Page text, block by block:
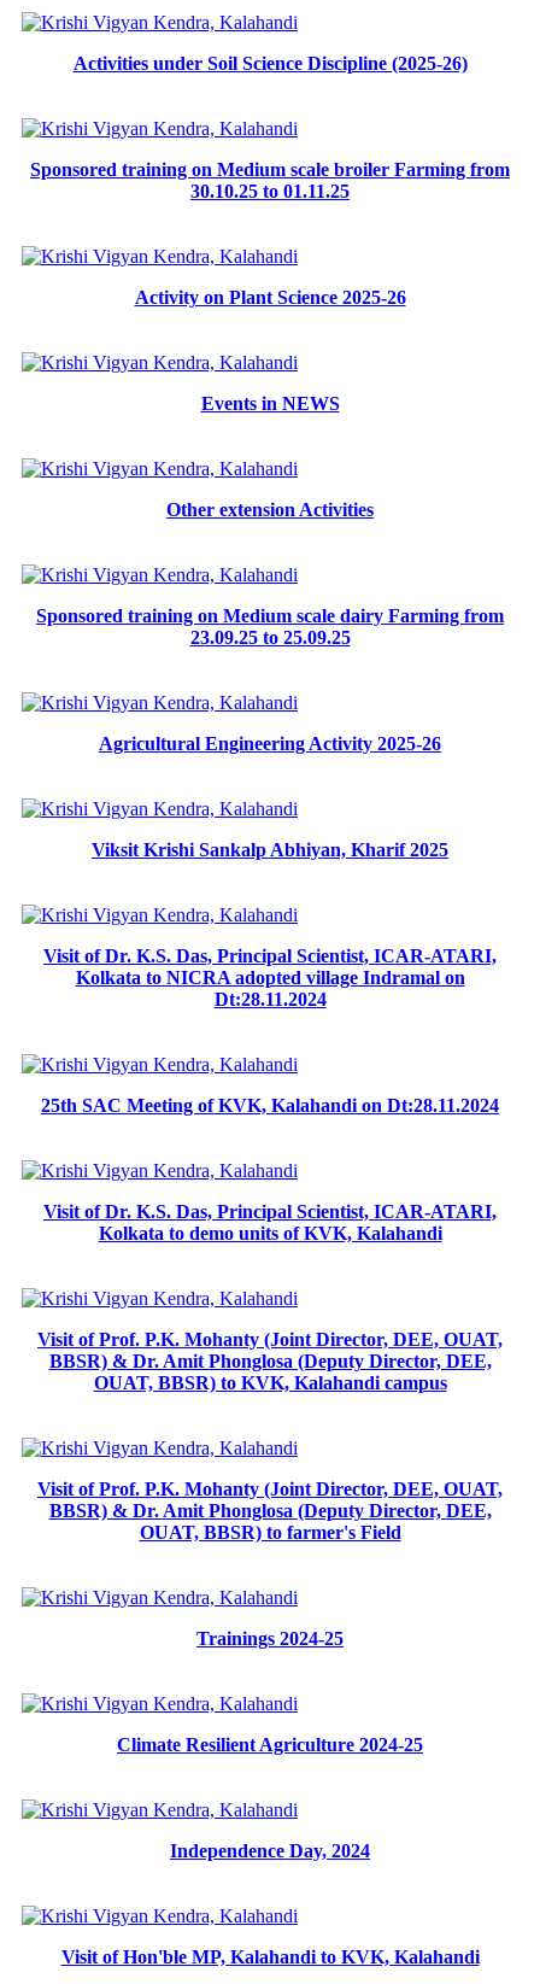
Activities under Soil Science Discipline (2025-26)
Sponsored training on Medium scale broiler Farming from
30.10.25 to 01.11.25
Activity on Plant Science 2025-26
Events in NEWS
Other extension Activities
Sponsored training on Medium scale dairy Farming from
23.09.25 to 25.09.25
Agricultural Engineering Activity 2025-26
Viksit Krishi Sankalp Abhiyan, Kharif 2025
Visit of Dr. K.S. Das, Principal Scientist, ICAR-ATARI,
Kolkata to NICRA adopted village Indramal on
Dt:28.11.2024
25th SAC Meeting of KVK, Kalahandi on Dt:28.11.2024
Visit of Dr. K.S. Das, Principal Scientist, ICAR-ATARI,
Kolkata to demo units of KVK, Kalahandi
Visit of Prof. P.K. Mohanty (Joint Director, DEE, OUAT,
BBSR) & Dr. Amit Phonglosa (Deputy Director, DEE,
OUAT, BBSR) to KVK, Kalahandi campus
Visit of Prof. P.K. Mohanty (Joint Director, DEE, OUAT,
BBSR) & Dr. Amit Phonglosa (Deputy Director, DEE,
OUAT, BBSR) to farmer's Field
Trainings 2024-25
Climate Resilient Agriculture 2024-25
Independence Day, 2024
Visit of Hon'ble MP, Kalahandi to KVK, Kalahandi